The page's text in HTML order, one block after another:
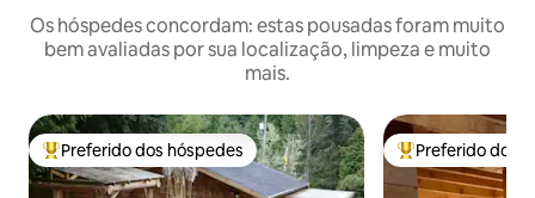
Os hóspedes concordam: estas pousadas foram muito
bem avaliadas por sua localização, limpeza e muito
mais.
Entre os melhores preferidos dos hóspedes
Preferido dos hóspedes Entre os
Preferido dos